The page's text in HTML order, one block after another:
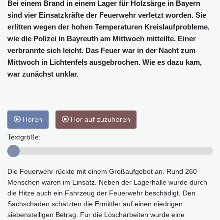
Bei einem Brand in einem Lager für Holzsärge in Bayern
sind vier Einsatzkräfte der Feuerwehr verletzt worden. Sie
erlitten wegen der hohen Temperaturen Kreislaufprobleme,
wie die Polizei in Bayreuth am Mittwoch mitteilte. Einer
verbrannte sich leicht. Das Feuer war in der Nacht zum
Mittwoch in Lichtenfels ausgebrochen. Wie es dazu kam,
war zunächst unklar.
Hören Hör auf zuzuhören
Textgröße:
Die Feuerwehr rückte mit einem Großaufgebot an. Rund 260
Menschen waren im Einsatz. Neben der Lagerhalle wurde durch
die Hitze auch ein Fahrzeug der Feuerwehr beschädigt. Den
Sachschaden schätzten die Ermittler auf einen niedrigen
siebenstelligen Betrag. Für die Löscharbeiten wurde eine